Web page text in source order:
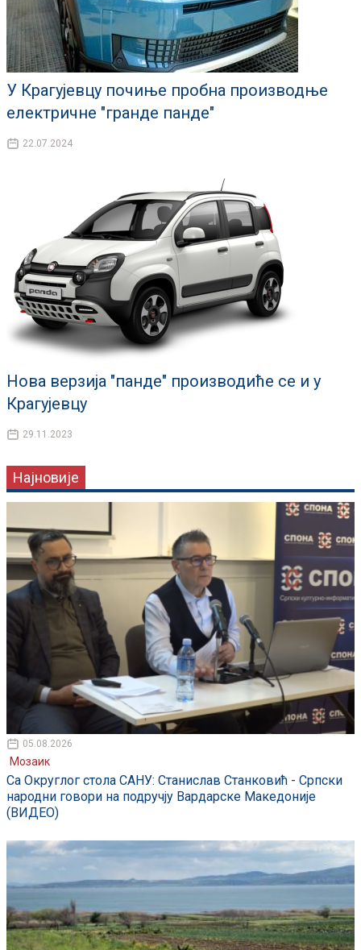
У Крагујевцу почиње пробна производње
електричне "гранде панде"
22.07.2024
Нова верзија "панде" производиће се и у
Крагујевцу
29.11.2023
Најновије
05.08.2026
Мозаик
Са Округлог стола САНУ: Станислав Станковић - Српски
народни говори на подручју Вардарске Македоније
(ВИДЕО)